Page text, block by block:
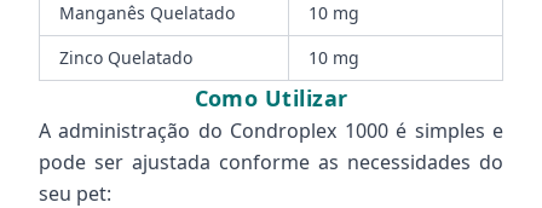
Manganês Quelatado
10 mg
Zinco Quelatado
10 mg
Como Utilizar
A administração do Condroplex 1000 é simples e
pode ser ajustada conforme as necessidades do
seu pet: